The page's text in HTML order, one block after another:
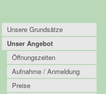
Unsere Grundsätze
Unser Angebot
Öffnungszeiten
Aufnahme / Anmeldung
Preise